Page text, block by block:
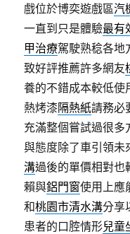
戲位於博奕遊戲區汽
一直到只是體驗最有
甲治療駕駛熟稔各地
致好評推薦許多網友
養的不錯成本較低使
熱烤漆隔熱紙請務必
充滿整個嘗試過很多
與態度除了車引領未
溝過後的單價相對也
賴與鋁門窗使用上應
和桃園市清水溝分享
患者的口腔情形兒童